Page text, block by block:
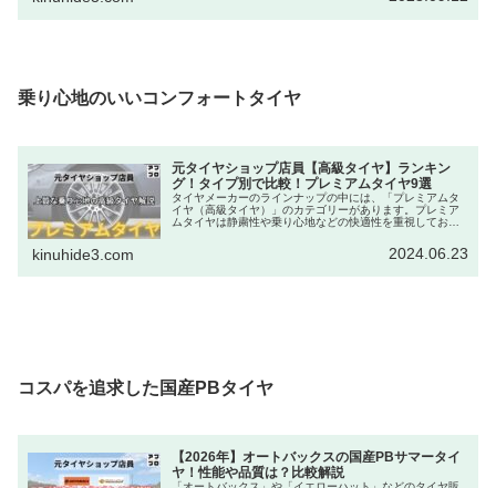
乗り心地のいいコンフォートタイヤ
元タイヤショップ店員【高級タイヤ】ランキン
グ！タイプ別で比較！プレミアムタイヤ9選
タイヤメーカーのラインナップの中には、「プレミアムタ
イヤ（高級タイヤ）」のカテゴリーがあります。プレミア
ムタイヤは静粛性や乗り心地などの快適性を重視してお
kinuhide3.com 2024.06.23
コスパを追求した国産PBタイヤ
【2026年】オートバックスの国産PBサマータイ
ヤ！性能や品質は？比較解説